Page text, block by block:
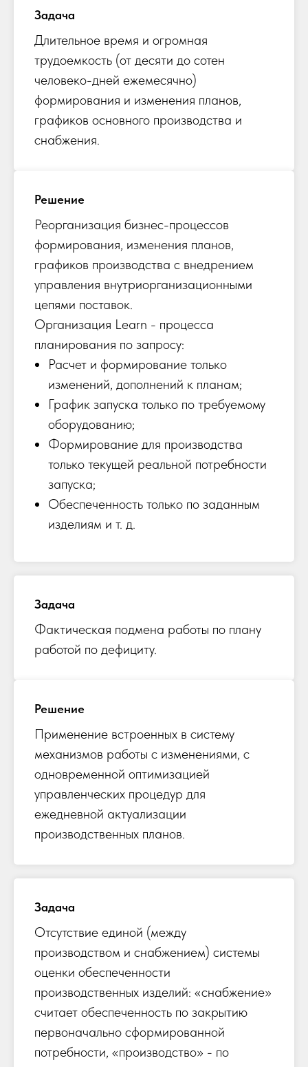
Задача
Длительное время и огромная
трудоемкость (от десяти до сотен
человеко-дней ежемесячно)
формирования и изменения планов,
графиков основного производства и
снабжения.
Решение
Реорганизация бизнес-процессов
формирования, изменения планов,
графиков производства с внедрением
управления внутриорганизационными
цепями поставок.
Организация Learn - процесса
планирования по запросу:
Расчет и формирование только
изменений, дополнений к планам;
График запуска только по требуемому
оборудованию;
Формирование для производства
только текущей реальной потребности
запуска;
Обеспеченность только по заданным
изделиям и т. д.
Задача
Фактическая подмена работы по плану
работой по дефициту.
Решение
Применение встроенных в систему
механизмов работы с изменениями, с
одновременной оптимизацией
управленческих процедур для
ежедневной актуализации
производственных планов.
Задача
Отсутствие единой (между
производством и снабжением) системы
оценки обеспеченности
производственных изделий: «снабжение»
считает обеспеченность по закрытию
первоначально сформированной
потребности, «производство» - по